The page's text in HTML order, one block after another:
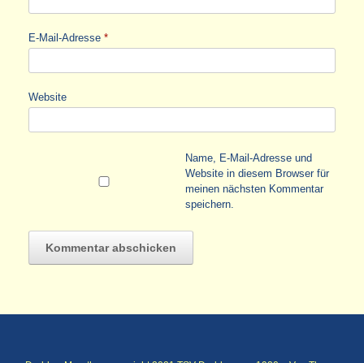
E-Mail-Adresse *
Website
Name, E-Mail-Adresse und
Website in diesem Browser für
meinen nächsten Kommentar
speichern.